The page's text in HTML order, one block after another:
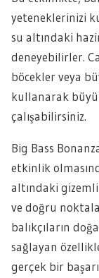
yeteneklerinizi
su altındaki
deneyebilirler.
böcekler veya
kullanarak
çalışabilirsiniz.
Big Bass
etkinlik
altındaki
ve doğru
balıkçıların
sağlayan
gerçek bir